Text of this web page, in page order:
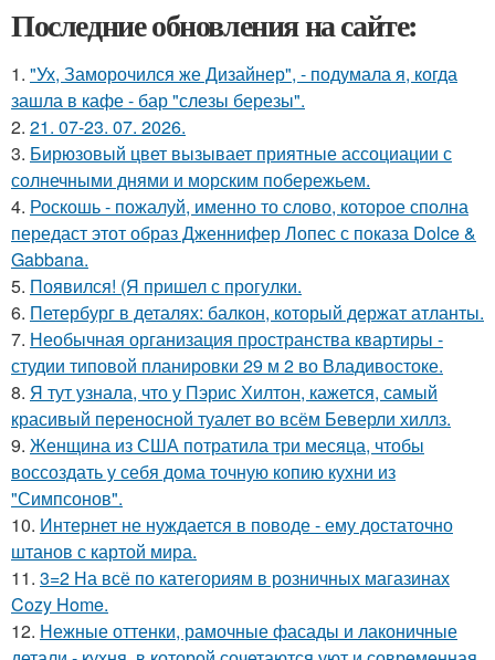
Последние обновления на сайте:
1. "Ух, Заморочился же Дизайнер", - подумала я, когда
зашла в кафе - бар "слезы березы".
2. 21. 07-23. 07. 2026.
3. Бирюзовый цвет вызывает приятные ассоциации с
солнечными днями и морским побережьем.
4. Роскошь - пожалуй, именно то слово, которое сполна
передаст этот образ Дженнифер Лопес с показа Dolce &
Gabbana.
5. Появился! (Я пришел с прогулки.
6. Петербург в деталях: балкон, который держат атланты.
7. Необычная организация пространства квартиры -
студии типовой планировки 29 м 2 во Владивостоке.
8. Я тут узнала, что у Пэрис Хилтон, кажется, самый
красивый переносной туалет во всём Беверли хиллз.
9. Женщина из США потратила три месяца, чтобы
воссоздать у себя дома точную копию кухни из
"Симпсонов".
10. Интернет не нуждается в поводе - ему достаточно
штанов с картой мира.
11. 3=2 На всё по категориям в розничных магазинах
Cozy Home.
12. Нежные оттенки, рамочные фасады и лаконичные